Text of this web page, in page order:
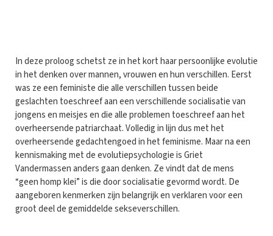
In deze proloog schetst ze in het kort haar persoonlijke evolutie
in het denken over mannen, vrouwen en hun verschillen. Eerst
was ze een feministe die alle verschillen tussen beide
geslachten toeschreef aan een verschillende socialisatie van
jongens en meisjes en die alle problemen toeschreef aan het
overheersende patriarchaat. Volledig in lijn dus met het
overheersende gedachtengoed in het feminisme. Maar na een
kennismaking met de evolutiepsychologie is Griet
Vandermassen anders gaan denken. Ze vindt dat de mens
“geen homp klei” is die door socialisatie gevormd wordt. De
aangeboren kenmerken zijn belangrijk en verklaren voor een
groot deel de gemiddelde sekseverschillen.